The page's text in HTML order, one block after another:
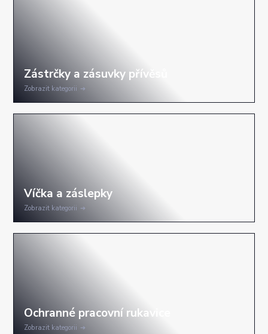
Zobrazit kategorii
Zobrazit kategorii
Zobrazit kategorii